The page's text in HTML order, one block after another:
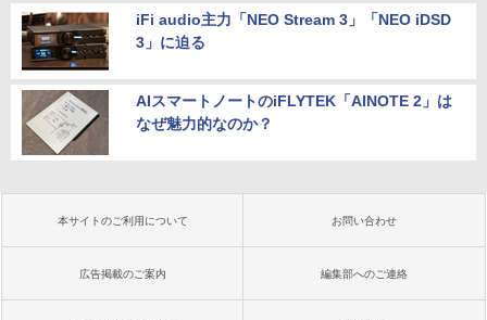
iFi audio主力「NEO Stream 3」「NEO iDSD
3」に迫る
AIスマートノートのiFLYTEK「AINOTE 2」は
なぜ魅力的なのか？
本サイトのご利用について お問い合わせ
広告掲載のご案内 編集部へのご連絡